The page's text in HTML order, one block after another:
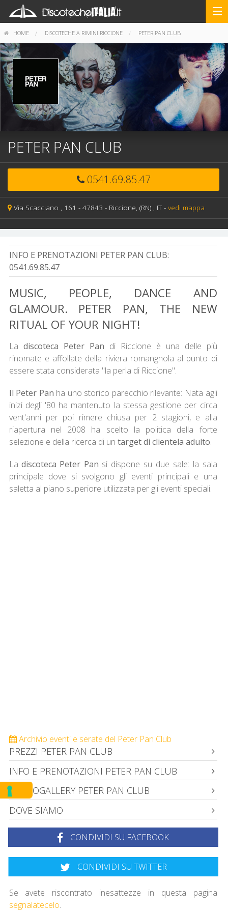
HOME DISCOTECHE A RIMINI RICCIONE PETER PAN CLUB
PETER PAN CLUB
0541.69.85.47
Via Scacciano , 161 - 47843 - Riccione, (RN) , IT - vedi mappa
INFO E PRENOTAZIONI PETER PAN CLUB:
0541.69.85.47
MUSIC, PEOPLE, DANCE AND
GLAMOUR. PETER PAN, THE NEW
RITUAL OF YOUR NIGHT!
La discoteca Peter Pan di Riccione è una delle più
rinomate e affollate della riviera romangnola al punto di
essere stata considerata "la perla di Riccione".
Il Peter Pan ha uno storico parecchio rilevante: Nata agli
inizi degli '80 ha mantenuto la stessa gestione per circa
vent'anni per poi rimere chiusa per 2 stagioni, e alla
riapertura nel 2008 ha scelto la politica della forte
selezione e della ricerca di un target di clientela adulto.
La discoteca Peter Pan si dispone su due sale: la sala
principale dove si svolgono gli eventi principali e una
saletta al piano superiore utilizzata per gli eventi speciali.
Archivio eventi e serate del Peter Pan Club
PREZZI PETER PAN CLUB
INFO E PRENOTAZIONI PETER PAN CLUB
PHOTOGALLERY PETER PAN CLUB
DOVE SIAMO
CONDIVIDI SU FACEBOOK
CONDIVIDI SU TWITTER
Se avete riscontrato inesattezze in questa pagina
segnalatecelo.